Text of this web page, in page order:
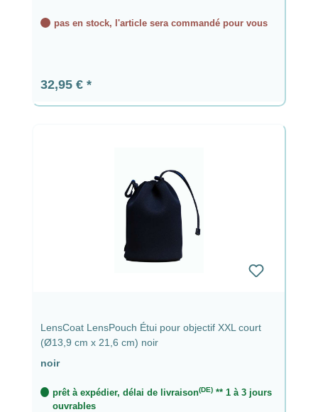
pas en stock, l'article sera commandé pour vous
Prix régulier :
32,95 €
LensCoat LensPouch Étui pour objectif XXL court
(Ø13,9 cm x 21,6 cm) noir
noir
prêt à expédier, délai de livraison(DE)** 1 à 3 jours
ouvrables